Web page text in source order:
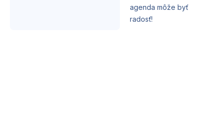
agenda môže byť
radosť!